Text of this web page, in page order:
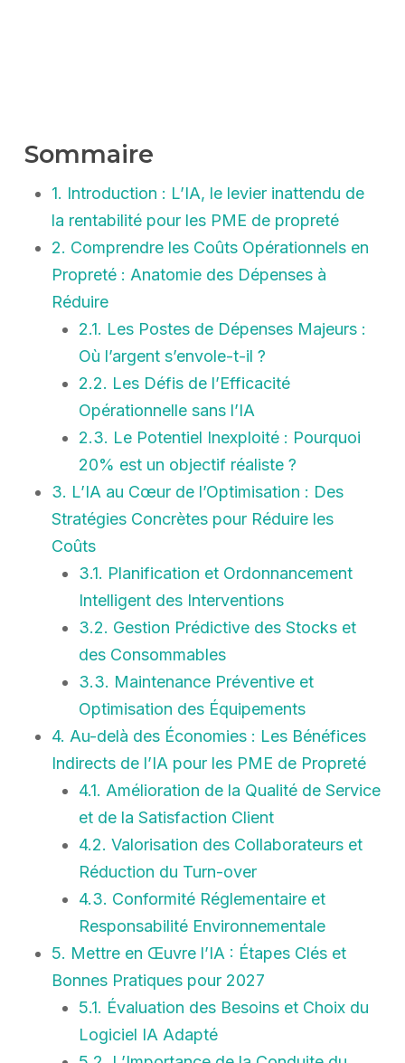
Sommaire
1. Introduction : L’IA, le levier inattendu de
la rentabilité pour les PME de propreté
2. Comprendre les Coûts Opérationnels en
Propreté : Anatomie des Dépenses à
Réduire
2.1. Les Postes de Dépenses Majeurs :
Où l’argent s’envole-t-il ?
2.2. Les Défis de l’Efficacité
Opérationnelle sans l’IA
2.3. Le Potentiel Inexploité : Pourquoi
20% est un objectif réaliste ?
3. L’IA au Cœur de l’Optimisation : Des
Stratégies Concrètes pour Réduire les
Coûts
3.1. Planification et Ordonnancement
Intelligent des Interventions
3.2. Gestion Prédictive des Stocks et
des Consommables
3.3. Maintenance Préventive et
Optimisation des Équipements
4. Au-delà des Économies : Les Bénéfices
Indirects de l’IA pour les PME de Propreté
4.1. Amélioration de la Qualité de Service
et de la Satisfaction Client
4.2. Valorisation des Collaborateurs et
Réduction du Turn-over
4.3. Conformité Réglementaire et
Responsabilité Environnementale
5. Mettre en Œuvre l’IA : Étapes Clés et
Bonnes Pratiques pour 2027
5.1. Évaluation des Besoins et Choix du
Logiciel IA Adapté